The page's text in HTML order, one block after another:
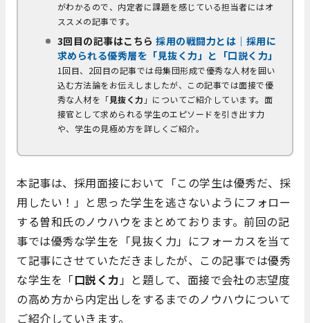
がわかるので、内定者に課題を感じている担当者にはオ
ススメの記事です。
3回目の記事はこちら 採用の戦闘力とは｜採用に
求められる優秀層を「見抜く力」と「口説く力」
1回目、2回目の記事では母集団形成で優秀な人材を囲い
込む方法論をお伝えしましたが、この記事では面接で優
秀な人材を「見抜く力 」についてご紹介しています。面
接官として求められる学生のエピソードを引き出す力
や、学生の見極め方を詳しくご紹介。
本記事は、採用面接において「この学生は優秀だ、採
用したい！」と思った学生を逃さないようにフォロー
する曽和氏のノウハウをまとめております。前回の記
事では優秀な学生を「見抜く力」にフォーカスを当て
て記事にさせていただきましたが、この記事では優秀
な学生を「口説く力 」と題して、面接で会社の志望度
の高め方から内定出しをするまでのノウハウについて
ご紹介していきます。